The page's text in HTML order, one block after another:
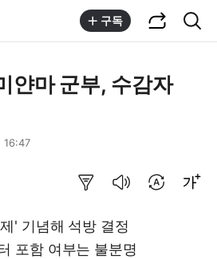
구독
얀마 군부, 수감자
16:47
' 기념해 석방 결정
포함 여부는 불분명